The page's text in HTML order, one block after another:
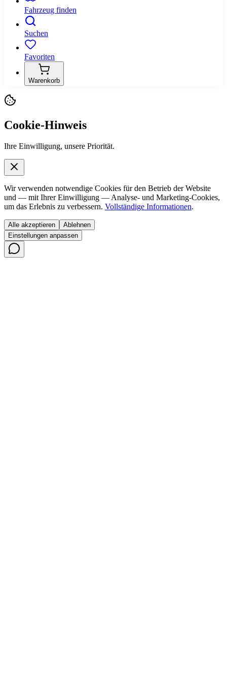
Fahrzeug finden
Suchen
Favoriten
Warenkorb
Cookie-Hinweis
Ihre Einwilligung, unsere Priorität.
Wir verwenden notwendige Cookies für den Betrieb der Website
und — mit Ihrer Einwilligung — Analyse- und Marketing-Cookies,
um das Erlebnis zu verbessern. Vollständige Informationen.
Alle akzeptieren
Ablehnen
Einstellungen anpassen